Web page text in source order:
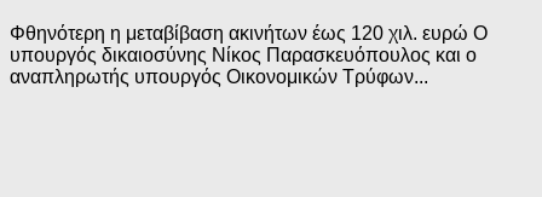
Φθηνότερη η μεταβίβαση ακινήτων έως 120 χιλ. ευρώ Ο
υπουργός δικαιοσύνης Νίκος Παρασκευόπουλος και ο
αναπληρωτής υπουργός Οικονομικών Τρύφων...